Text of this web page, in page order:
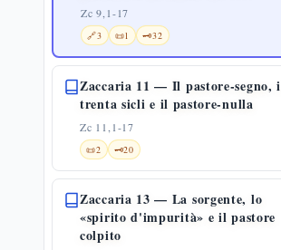
Zc 9,1-17
🔗3 📜1 🗝️32
Zaccaria 11 — Il pastore-segno, i
trenta sicli e il pastore-nulla
Zc 11,1-17
📜2 🗝️20
Zaccaria 13 — La sorgente, lo
«spirito d'impurità» e il pastore
colpito